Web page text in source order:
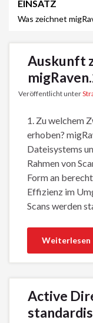
EINSATZ
Was zeichnet
Auskunft
Veröffentlicht unter
1. Zu welchem
erhoben?
Dateisystems
Rahmen von
Form an
Effizienz im
Scans werden
Weiterlesen
Active